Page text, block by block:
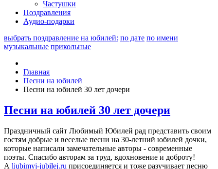
Частушки
Поздравления
Аудио-подарки
выбрать поздравление на юбилей: по дате по имени
музыкальные прикольные
Главная
Песни на юбилей
Песни на юбилей 30 лет дочери
Песни на юбилей 30 лет дочери
Праздничный сайт Любимый Юбилей рад представить своим
гостям добрые и веселые песни на 30-летний юбилей дочки,
которые написали замечательные авторы - современные
поэты. Спасибо авторам за труд, вдохновение и доброту!
А ljubimyj-jubilej.ru присоединяется и тоже разучивает песню